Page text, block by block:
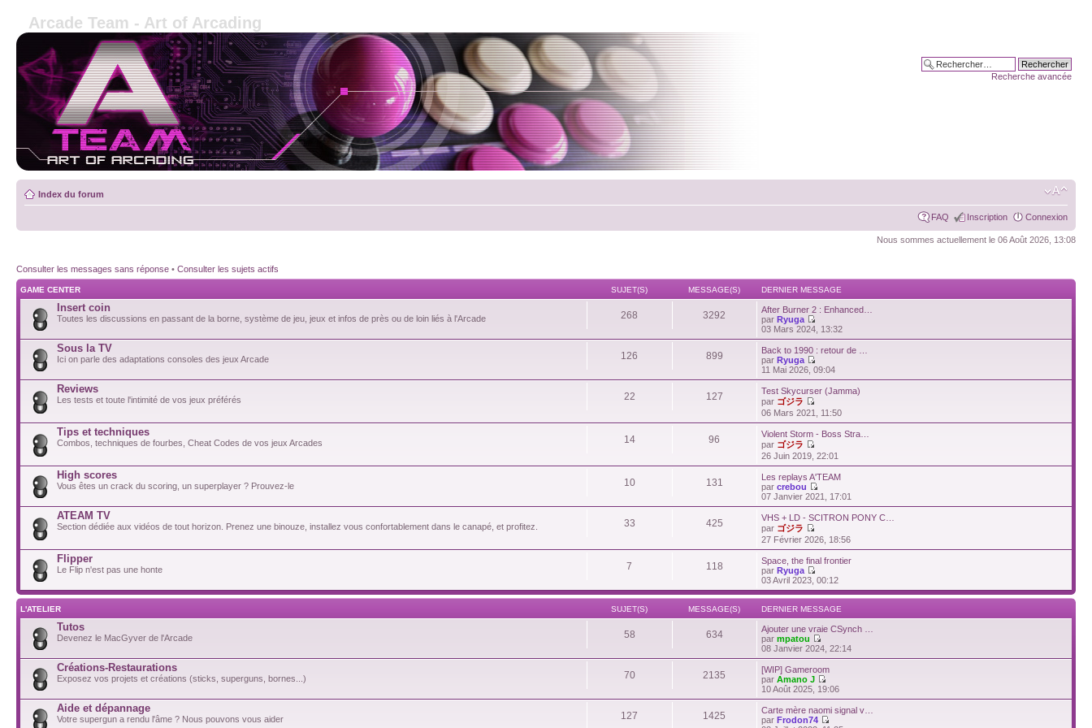
Arcade Team - Art of Arcading
Recherche avancée
Index du forum
FAQ Inscription Connexion
Nous sommes actuellement le 06 Août 2026, 13:08
Consulter les messages sans réponse • Consulter les sujets actifs
GAME CENTER SUJET(S) MESSAGE(S) DERNIER MESSAGE
Insert coin
Toutes les discussions en passant de la borne, système de jeu, jeux et infos de près ou de loin liés à l'Arcade 268 3292
After Burner 2 : Enhanced…
parRyuga
03 Mars 2024, 13:32
Sous la TV
Ici on parle des adaptations consoles des jeux Arcade 126 899
Back to 1990 : retour de …
parRyuga
11 Mai 2026, 09:04
Reviews
Les tests et toute l'intimité de vos jeux préférés 22 127
Test Skycurser (Jamma)
par ゴジラ
06 Mars 2021, 11:50
Tips et techniques
Combos, techniques de fourbes, Cheat Codes de vos jeux Arcades 14 96
Violent Storm - Boss Stra…
par ゴジラ
26 Juin 2019, 22:01
High scores
Vous êtes un crack du scoring, un superplayer ? Prouvez-le 10 131
Les replays A'TEAM
parcrebou
07 Janvier 2021, 17:01
ATEAM TV
Section dédiée aux vidéos de tout horizon. Prenez une binouze, installez vous confortablement dans le canapé, et profitez. 33 425
VHS + LD - SCITRON PONY C…
par ゴジラ
27 Février 2026, 18:56
Flipper
Le Flip n'est pas une honte 7 118
Space, the final frontier
parRyuga
03 Avril 2023, 00:12
L'ATELIER SUJET(S) MESSAGE(S) DERNIER MESSAGE
Tutos
Devenez le MacGyver de l'Arcade 58 634
Ajouter une vraie CSynch …
parmpatou
08 Janvier 2024, 22:14
Créations-Restaurations
Exposez vos projets et créations (sticks, superguns, bornes...) 70 2135
[WIP] Gameroom
parAmano J
10 Août 2025, 19:06
Aide et dépannage
Votre supergun a rendu l'âme ? Nous pouvons vous aider 127 1425
Carte mère naomi signal v…
parFrodon74